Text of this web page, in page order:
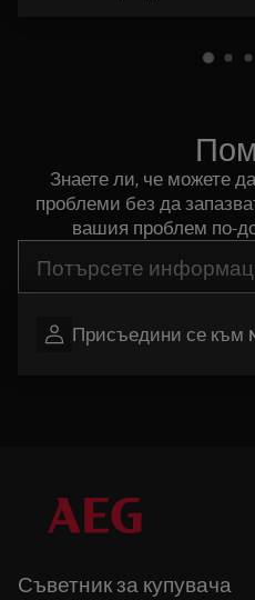
Знаете ли, че можете
проблеми без да
вашия проблем по-
Присъедини се към
Съветник за купувача